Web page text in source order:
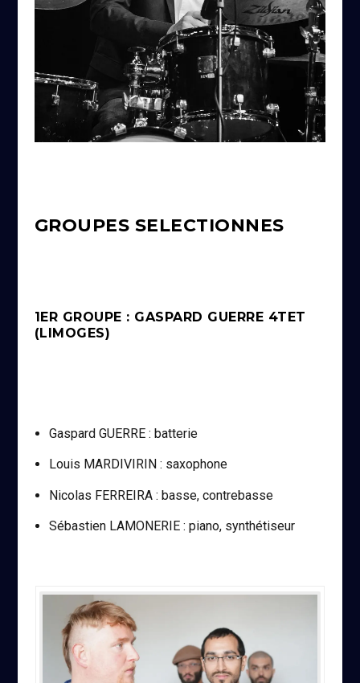
GROUPES SELECTIONNES
1ER GROUPE : GASPARD GUERRE 4TET
(LIMOGES)
Gaspard GUERRE : batterie
Louis MARDIVIRIN : saxophone
Nicolas FERREIRA : basse, contrebasse
Sébastien LAMONERIE : piano, synthétiseur